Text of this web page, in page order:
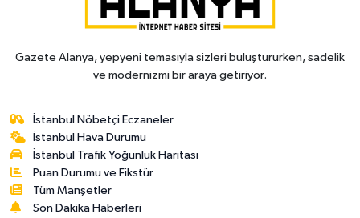
Gazete Alanya, yepyeni temasıyla sizleri buluştururken, sadelik
ve modernizmi bir araya getiriyor.
İstanbul Nöbetçi Eczaneler
İstanbul Hava Durumu
İstanbul Trafik Yoğunluk Haritası
Puan Durumu ve Fikstür
Tüm Manşetler
Son Dakika Haberleri